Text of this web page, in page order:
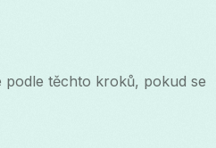
těchto kroků, pokud se